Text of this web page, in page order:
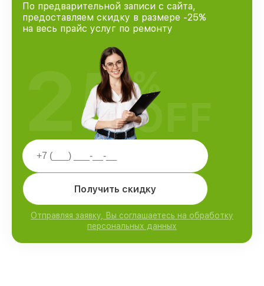
По предварительной записи с сайта,
предоставляем скидку в размере -25%
на весь прайс услуг по ремонту
Получить скидку
Отправляя заявку, Вы соглашаетесь на обработку
персональных данных
25%
OFF